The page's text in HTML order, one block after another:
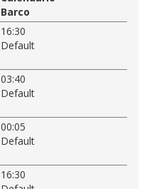
Barco
16:30
Default
03:40
Default
00:05
Default
16:30